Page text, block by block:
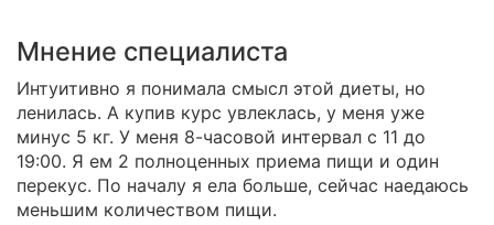
Мнение специалиста
Интуитивно я понимала смысл этой диеты, но
ленилась. А купив курс увлеклась, у меня уже
минус 5 кг. У меня 8-часовой интервал с 11 до
19:00. Я ем 2 полноценных приема пищи и один
перекус. По началу я ела больше, сейчас наедаюсь
меньшим количеством пищи.